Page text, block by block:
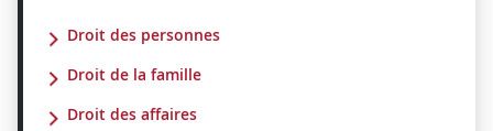
Droit des personnes
Droit de la famille
Droit des affaires